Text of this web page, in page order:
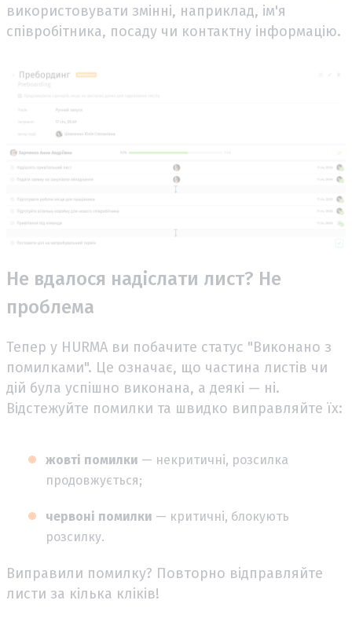
використовувати змінні, наприклад, ім'я
співробітника, посаду чи контактну інформацію.
Не вдалося надіслати лист? Не
проблема
Тепер у HURMA ви побачите статус "Виконано з
помилками". Це означає, що частина листів чи
дій була успішно виконана, а деякі — ні.
Відстежуйте помилки та швидко виправляйте їх:
жовті помилки — некритичні, розсилка
продовжується;
червоні помилки — критичні, блокують
розсилку.
Виправили помилку? Повторно відправляйте
листи за кілька кліків!